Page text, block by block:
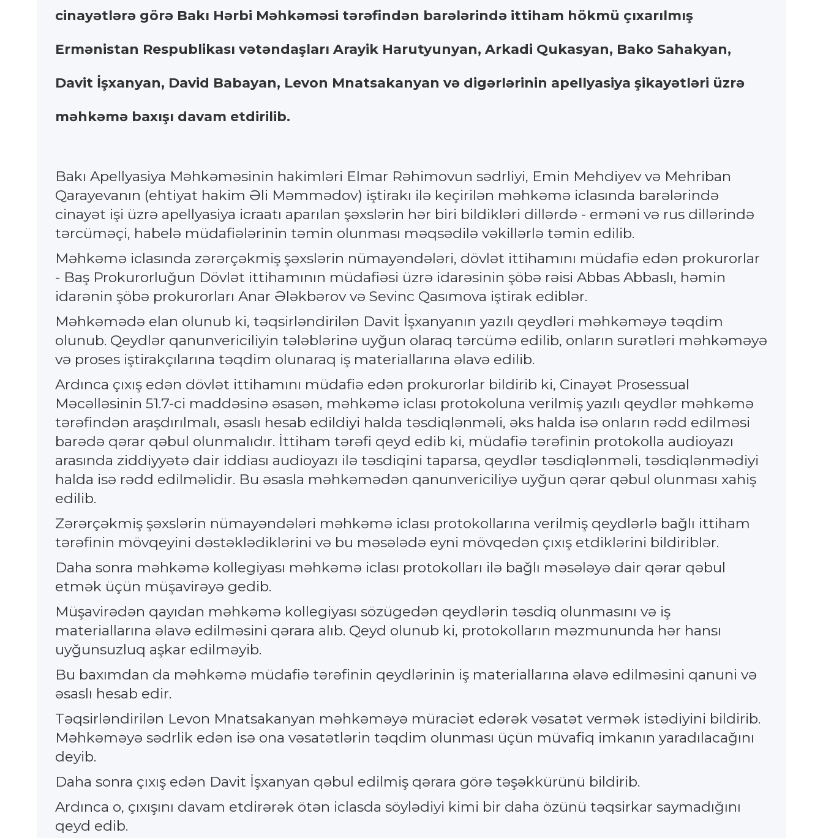
cinayətlərə görə Bakı Hərbi Məhkəməsi tərəfindən barələrində ittiham hökmü çıxarılmış
Ermənistan Respublikası vətəndaşları Arayik Harutyunyan, Arkadi Qukasyan, Bako Sahakyan,
Davit İşxanyan, David Babayan, Levon Mnatsakanyan və digərlərinin apellyasiya şikayətləri üzrə
məhkəmə baxışı davam etdirilib.
Bakı Apellyasiya Məhkəməsinin hakimləri Elmar Rəhimovun sədrliyi, Emin Mehdiyev və Mehriban
Qarayevanın (ehtiyat hakim Əli Məmmədov) iştirakı ilə keçirilən məhkəmə iclasında barələrində
cinayət işi üzrə apellyasiya icraatı aparılan şəxslərin hər biri bildikləri dillərdə - erməni və rus dillərində
tərcüməçi, habelə müdafiələrinin təmin olunması məqsədilə vəkillərlə təmin edilib.
Məhkəmə iclasında zərərçəkmiş şəxslərin nümayəndələri, dövlət ittihamını müdafiə edən prokurorlar
- Baş Prokurorluğun Dövlət ittihamının müdafiəsi üzrə idarəsinin şöbə rəisi Abbas Abbaslı, həmin
idarənin şöbə prokurorları Anar Ələkbərov və Sevinc Qasımova iştirak ediblər.
Məhkəmədə elan olunub ki, təqsirləndirilən Davit İşxanyanın yazılı qeydləri məhkəməyə təqdim
olunub. Qeydlər qanunvericiliyin tələblərinə uyğun olaraq tərcümə edilib, onların surətləri məhkəməyə
və proses iştirakçılarına təqdim olunaraq iş materiallarına əlavə edilib.
Ardınca çıxış edən dövlət ittihamını müdafiə edən prokurorlar bildirib ki, Cinayət Prosessual
Məcəlləsinin 51.7-ci maddəsinə əsasən, məhkəmə iclası protokoluna verilmiş yazılı qeydlər məhkəmə
tərəfindən araşdırılmalı, əsaslı hesab edildiyi halda təsdiqlənməli, əks halda isə onların rədd edilməsi
barədə qərar qəbul olunmalıdır. İttiham tərəfi qeyd edib ki, müdafiə tərəfinin protokolla audioyazı
arasında ziddiyyətə dair iddiası audioyazı ilə təsdiqini taparsa, qeydlər təsdiqlənməli, təsdiqlənmədiyi
halda isə rədd edilməlidir. Bu əsasla məhkəmədən qanunvericiliyə uyğun qərar qəbul olunması xahiş
edilib.
Zərərçəkmiş şəxslərin nümayəndələri məhkəmə iclası protokollarına verilmiş qeydlərlə bağlı ittiham
tərəfinin mövqeyini dəstəklədiklərini və bu məsələdə eyni mövqedən çıxış etdiklərini bildiriblər.
Daha sonra məhkəmə kollegiyası məhkəmə iclası protokolları ilə bağlı məsələyə dair qərar qəbul
etmək üçün müşavirəyə gedib.
Müşavirədən qayıdan məhkəmə kollegiyası sözügedən qeydlərin təsdiq olunmasını və iş
materiallarına əlavə edilməsini qərara alıb. Qeyd olunub ki, protokolların məzmununda hər hansı
uyğunsuzluq aşkar edilməyib.
Bu baxımdan da məhkəmə müdafiə tərəfinin qeydlərinin iş materiallarına əlavə edilməsini qanuni və
əsaslı hesab edir.
Təqsirləndirilən Levon Mnatsakanyan məhkəməyə müraciət edərək vəsatət vermək istədiyini bildirib.
Məhkəməyə sədrlik edən isə ona vəsatətlərin təqdim olunması üçün müvafiq imkanın yaradılacağını
deyib.
Daha sonra çıxış edən Davit İşxanyan qəbul edilmiş qərara görə təşəkkürünü bildirib.
Ardınca o, çıxışını davam etdirərək ötən iclasda söylədiyi kimi bir daha özünü təqsirkar saymadığını
qeyd edib.